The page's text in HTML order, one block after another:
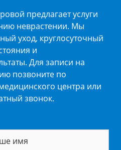
предлагает услуги
неврастении. Мы
уход, круглосуточный
и
Для записи на
позвоните по
центра или
звонок.